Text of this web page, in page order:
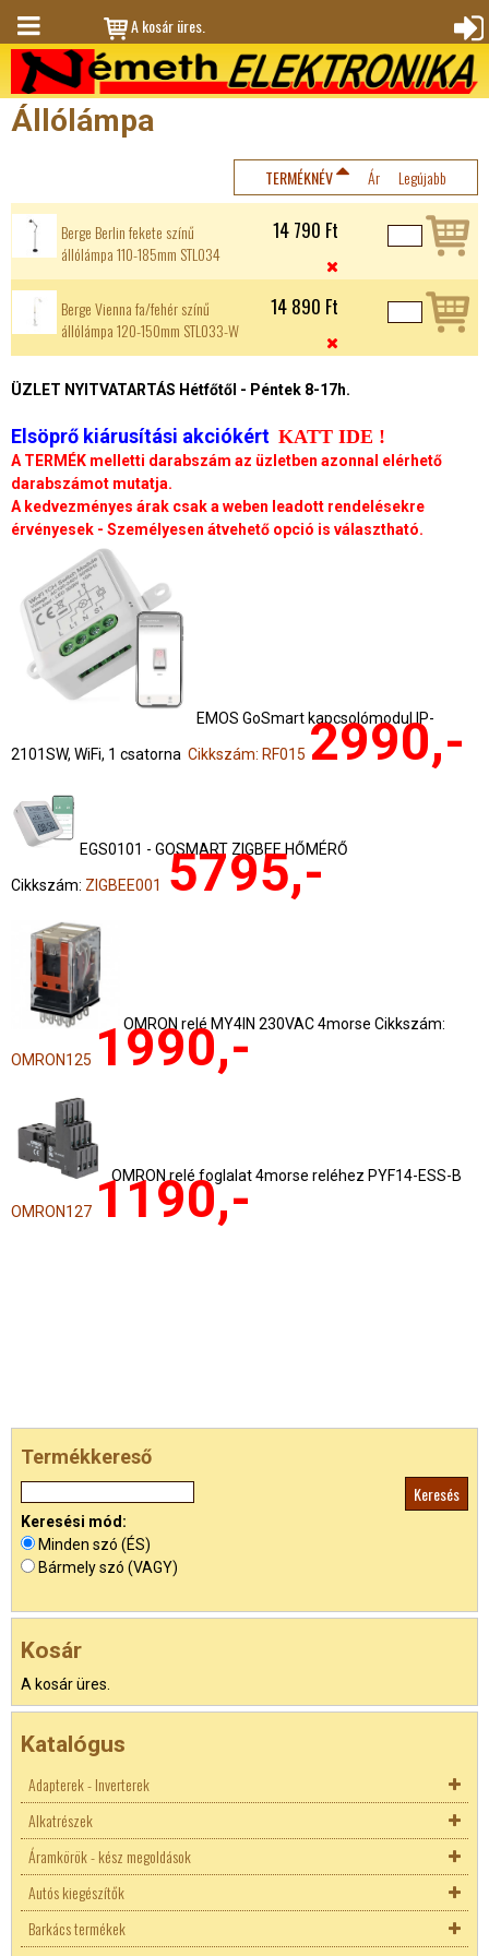
A kosár üres.
Bejele
ntkez
Állólámpa
TERMÉKNÉV Ár Legújabb
Berge Berlin fekete színű
állólámpa 110-185mm STL034
14 790 Ft

Berge Vienna fa/fehér színű
állólámpa 120-150mm STL033-W
14 890 Ft

ÜZLET NYITVATARTÁS Hétfőtől - Péntek 8-17h.
Elsöprő kiárusítási akciókért KATT IDE !
A TERMÉK melletti darabszám az üzletben azonnal elérhető
darabszámot mutatja.
A kedvezményes árak csak a weben leadott rendelésekre
érvényesek - Személyesen átvehető opció is választható.
EMOS GoSmart kapcsolómodul IP-
2101SW, WiFi, 1 csatorna Cikkszám: RF015 2990,-
EGS0101 - GOSMART ZIGBEE HŐMÉRŐ
Cikkszám: ZIGBEE001 5795,-
OMRON relé MY4IN 230VAC 4morse Cikkszám:
OMRON125 1990,-
OMRON relé foglalat 4morse reléhez PYF14-ESS-B
OMRON127 1190,-
M
en
ü
Termékkereső
Keresési mód:
Minden szó (ÉS)
Bármely szó (VAGY)
Kosár
A kosár üres.
Katalógus
Adapterek - Inverterek
Akkutöltők
Adapterek
Autó DC adapterek
Laptop adapterek
Inverterek
Alkatrészek
Biztosíték
Biztosíték aljzatok
5x20mm biztosíték
Biztosíték aljzatok
Autós biztosíték tartó
Hőgomba (Klixon)
Áramkörök - kész megoldások
AC - DC konverterek
DC-DC konverter
Autós kiegészítők
Autó akku saruk
Barkács termékek